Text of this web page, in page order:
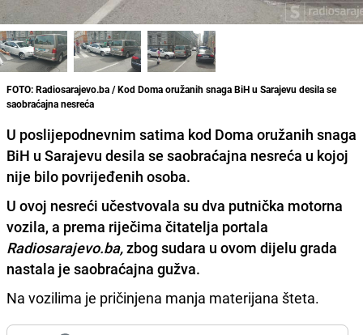
FOTO: Radiosarajevo.ba / Kod Doma oružanih snaga BiH u Sarajevu desila se
saobraćajna nesreća
U poslijepodnevnim satima kod Doma oružanih snaga
BiH u Sarajevu desila se saobraćajna nesreća u kojoj
nije bilo povrijeđenih osoba.
U ovoj nesreći učestvovala su dva putnička motorna
vozila, a prema riječima čitatelja portala
Radiosarajevo.ba,zbog sudara u ovom dijelu grada
nastala je saobraćajna gužva.
Na vozilima je pričinjena manja materijana šteta.